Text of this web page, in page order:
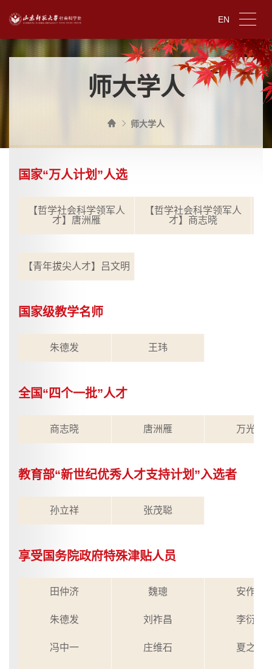
EN
师大学人
师大学人
国家“万人计划”人选
【哲学社会科学领军人
才】唐洲雁
【哲学社会科学领军人
才】商志晓
【青年拔尖人才】吕文明
国家级教学名师
朱德发 王玮
全国“四个一批”人才
商志晓 唐洲雁 万光侠
教育部“新世纪优秀人才支持计划”入选者
孙立祥 张茂聪
享受国务院政府特殊津贴人员
田仲济 魏璁 安作璋
朱德发 刘祚昌 李衍柱
冯中一 庄维石 夏之放